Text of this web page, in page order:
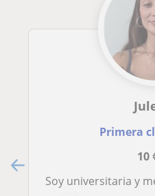
Primera
10
soy universitaria y me interesa dar clases